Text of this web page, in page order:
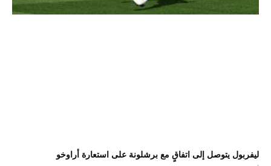
ليفربول يتوصل إلى اتفاقٍ مع برشلونة على استعارة أراوخو